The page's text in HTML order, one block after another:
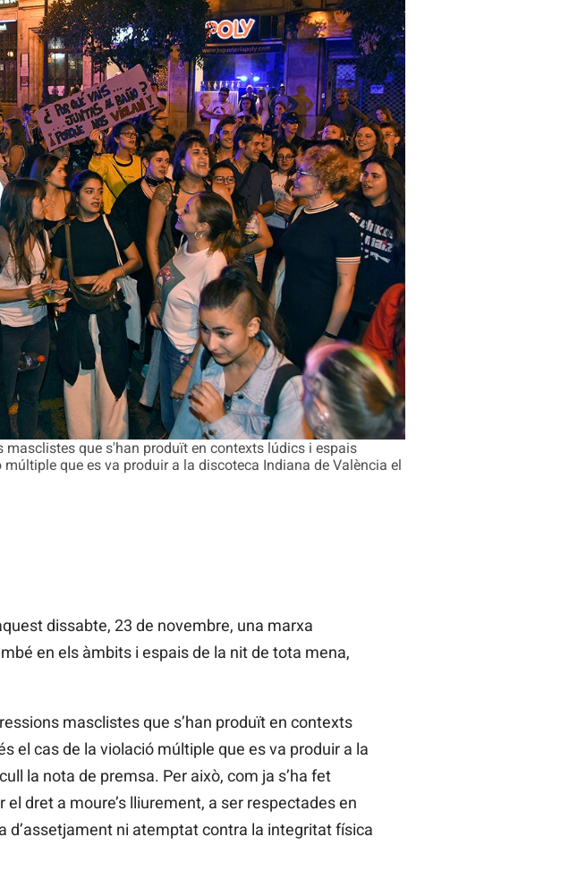
que s'han produït en contexts lúdics i espais
que es va produir a la discoteca Indiana de València el
dissabte, 23 de novembre, una marxa
en els àmbits i espais de la nit de tota mena,
masclistes que s’han produït en contexts
el cas de la violació múltiple que es va produir a la
la nota de premsa. Per això, com ja s’ha fet
dret a moure’s lliurement, a ser respectades en
d’assetjament ni atemptat contra la integritat física